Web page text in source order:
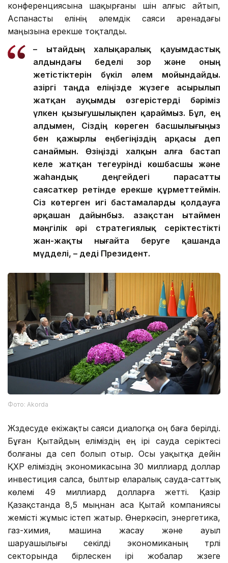
конференциясына шақырғаны үшін алғыс айтып,
Аспанасты елінің әлемдік саяси аренадағы
маңызына ерекше тоқталды.
– Қытайдың халықаралық қауымдастық
алдындағы беделі зор және оның
жетістіктерін бүкіл әлем мойындайды.
Қазіргі таңда еліңізде жүзеге асырылып
жатқан ауқымды өзгерістерді бәріміз
үлкен қызығушылықпен қараймыз. Бұл, ең
алдымен, Сіздің көреген басшылығыңыз
бен қажырлы еңбегіңіздің арқасы деп
санаймын. Өзіңізді халқын алға бастап
келе жатқан тегеурінді көшбасшы және
жаһандық деңгейдегі парасатты
саясаткер ретінде ерекше құрметтеймін.
Сіз көтерген игі бастамаларды қолдауға
әрқашан дайынбыз. Қазақстан Қытаймен
мәңгілік әрі стратегиялық серіктестікті
жан-жақты нығайта беруге қашанда
мүдделі, – деді Президент.
Фото: Аkorda
Жүздесуде екіжақты саяси диалогқа оң баға берілді.
Бұған Қытайдың еліміздің ең ірі сауда серіктесі
болғаны да сеп болып отыр. Осы уақытқа дейін
ҚХР еліміздің экономикасына 30 миллиард доллар
инвестиция салса, былтыр еларалық сауда-саттық
көлемі 49 миллиард долларға жетті. Қазір
Қазақстанда 8,5 мыңнан аса Қытай компаниясы
жемісті жұмыс істеп жатыр. Өнеркәсіп, энергетика,
газ-химия, машина жасау және ауыл
шаруашылығы секілді экономиканың түрлі
секторында бірлескен ірі жобалар жүзеге